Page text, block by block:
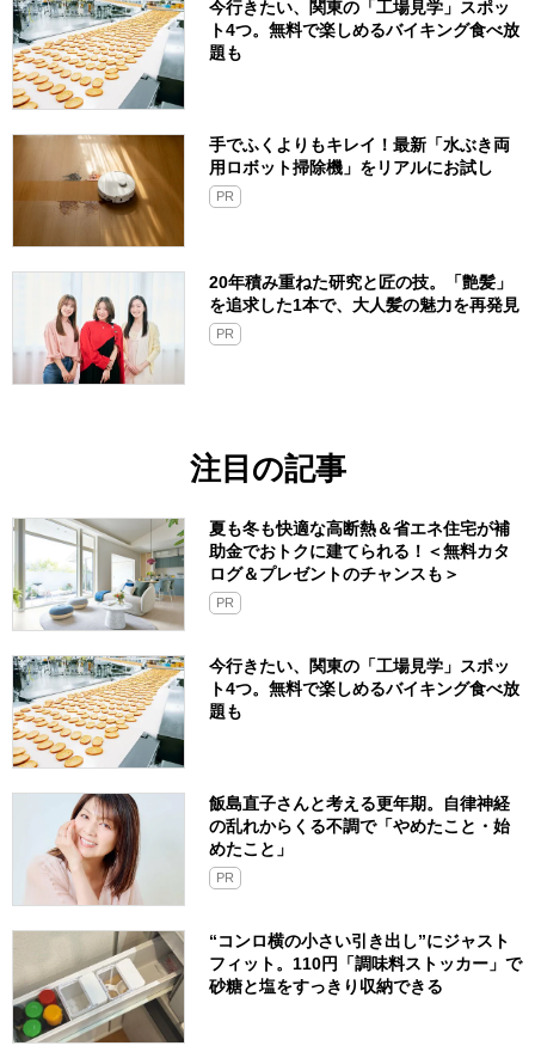
今行きたい、関東の「工場見学」スポッ
ト4つ。無料で楽しめるバイキング食べ放
題も
手でふくよりもキレイ！最新「水ぶき両
用ロボット掃除機」をリアルにお試し
PR
20年積み重ねた研究と匠の技。「艶髪」
を追求した1本で、大人髪の魅力を再発見
PR
注目の記事
夏も冬も快適な高断熱＆省エネ住宅が補
助金でおトクに建てられる！＜無料カタ
ログ＆プレゼントのチャンスも＞
PR
今行きたい、関東の「工場見学」スポッ
ト4つ。無料で楽しめるバイキング食べ放
題も
飯島直子さんと考える更年期。自律神経
の乱れからくる不調で「やめたこと・始
めたこと」
PR
“コンロ横の小さい引き出し”にジャスト
フィット。110円「調味料ストッカー」で
砂糖と塩をすっきり収納できる